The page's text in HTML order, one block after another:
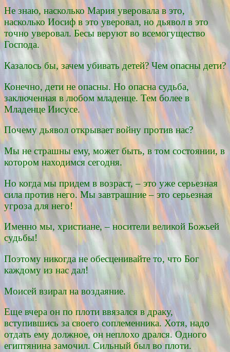
Не знаю, насколько Мария уверовала в это,
насколько Иосиф в это уверовал, но дьявол в это
точно уверовал. Бесы веруют во всемогущество
Господа.
Казалось бы, зачем убивать детей? Чем опасны дети?
Конечно, дети не опасны. Но опасна судьба,
заключенная в любом младенце. Тем более в
Младенце Иисусе.
Почему дьявол открывает войну против нас?
Мы не страшны ему, может быть, в том состоянии, в
котором находимся сегодня.
Но когда мы придем в возраст, – это уже серьезная
сила против него. Мы завтрашние – это серьезная
угроза для него!
Именно мы, христиане, – носители великой Божьей
судьбы!
Поэтому никогда не обесценивайте то, что Бог
каждому из нас дал!
Моисей взирал на воздаяние.
Еще вчера он по плоти ввязался в драку,
вступившись за своего соплеменника. Хотя, надо
отдать ему должное, он неплохо дрался. Одного
египтянина замочил. Сильный был во плоти.